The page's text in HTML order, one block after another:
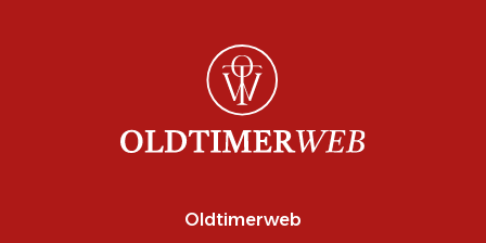
Oldtimerweb